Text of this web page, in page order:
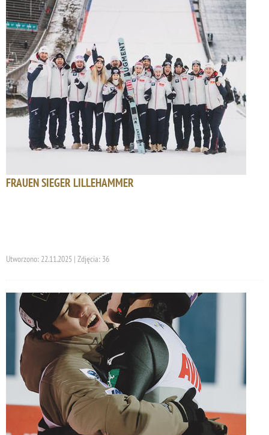
FRAUEN SIEGER LILLEHAMMER
Utworzono: 22.11.2025 | Zdjęcia: 36